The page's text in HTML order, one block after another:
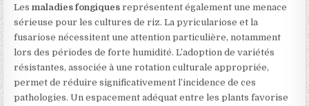
Lesmaladies fongiques représentent également une menace
sérieuse pour les cultures de riz. La pyriculariose et la
fusariose nécessitent une attention particulière, notamment
lors des périodes de forte humidité. L’adoption de variétés
résistantes, associée à une rotation culturale appropriée,
permet de réduire significativement l’incidence de ces
pathologies. Un espacement adéquat entre les plants favorise